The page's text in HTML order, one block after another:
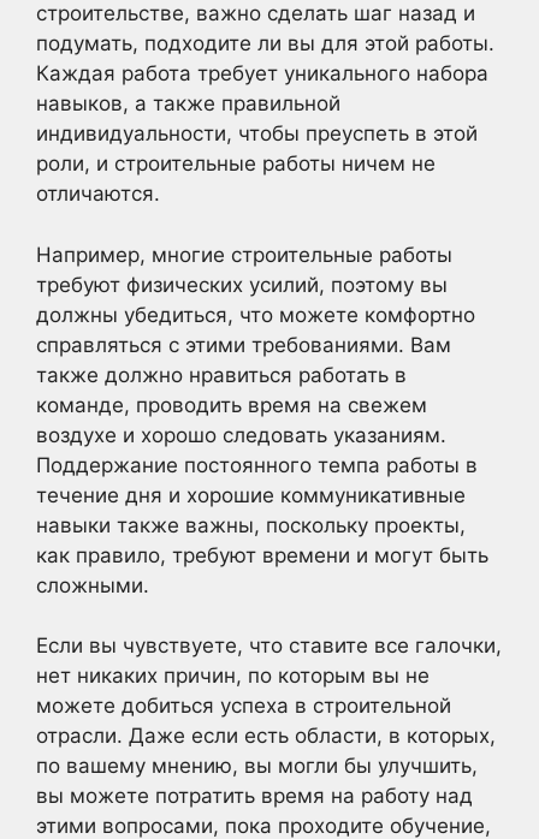
строительстве, важно сделать шаг назад и
подумать, подходите ли вы для этой работы.
Каждая работа требует уникального набора
навыков, а также правильной
индивидуальности, чтобы преуспеть в этой
роли, и строительные работы ничем не
отличаются.
Например, многие строительные работы
требуют физических усилий, поэтому вы
должны убедиться, что можете комфортно
справляться с этими требованиями. Вам
также должно нравиться работать в
команде, проводить время на свежем
воздухе и хорошо следовать указаниям.
Поддержание постоянного темпа работы в
течение дня и хорошие коммуникативные
навыки также важны, поскольку проекты,
как правило, требуют времени и могут быть
сложными.
Если вы чувствуете, что ставите все галочки,
нет никаких причин, по которым вы не
можете добиться успеха в строительной
отрасли. Даже если есть области, в которых,
по вашему мнению, вы могли бы улучшить,
вы можете потратить время на работу над
этими вопросами, пока проходите обучение,